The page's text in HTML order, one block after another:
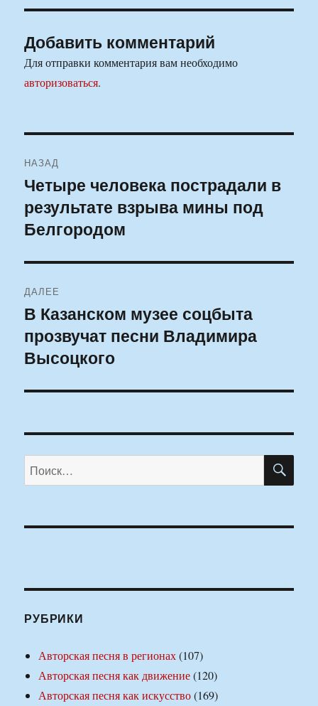
Добавить комментарий
Для отправки комментария вам необходимо
авторизоваться.
по
записям
НАЗАД
Предыдущая
запись:
Четыре человека пострадали в
результате взрыва мины под
Белгородом
ДАЛЕЕ
Следующая
запись:
В Казанском музее соцбыта
прозвучат песни Владимира
Высоцкого
Искать:
РУБРИКИ
Авторская песня в регионах(107)
Авторская песня как движение(120)
Авторская песня как искусство(169)